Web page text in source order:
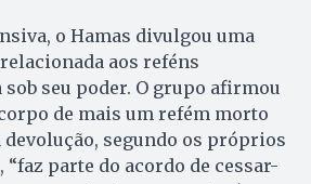
o Hamas divulgou uma
aos reféns
seu poder. O grupo afirmou
de mais um refém morto
segundo os próprios
parte do acordo de cessar-